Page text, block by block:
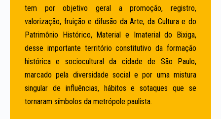
tem por objetivo geral a promoção, registro,
valorização, fruição e difusão da Arte, da Cultura e do
Patrimônio Histórico, Material e Imaterial do Bixiga,
desse importante território constitutivo da formação
histórica e sociocultural da cidade de São Paulo,
marcado pela diversidade social e por uma mistura
singular de influências, hábitos e sotaques que se
tornaram símbolos da metrópole paulista.